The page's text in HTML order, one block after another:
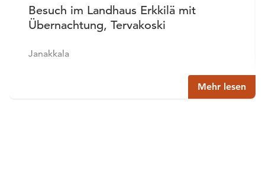
Besuch im Landhaus Erkkilä mit
Übernachtung, Tervakoski
Janakkala
Mehr lesen